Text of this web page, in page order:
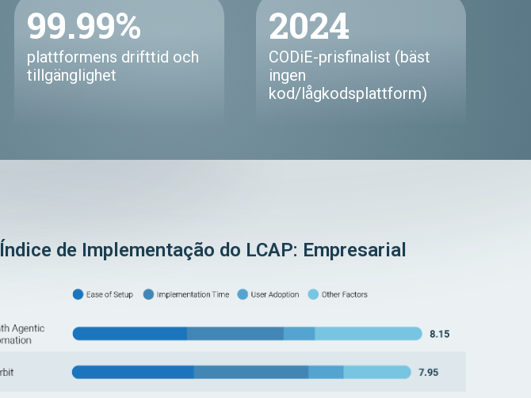
99.99%
plattformens drifttid och
tillgänglighet
2024
CODiE-prisfinalist (bäst
ingen
kod/lågkodsplattform)
Índice de Implementação do LCAP: Empresarial